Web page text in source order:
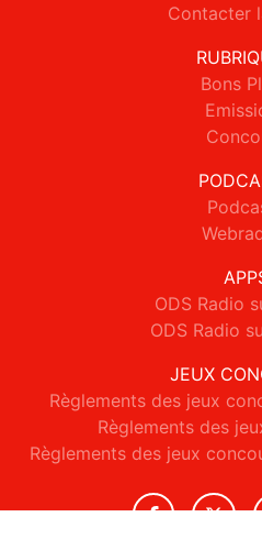
Contacter
Bons
ODS Radio
ODS Radio
JEUX
Règlements des jeux
Règlements des
Règlements des jeux